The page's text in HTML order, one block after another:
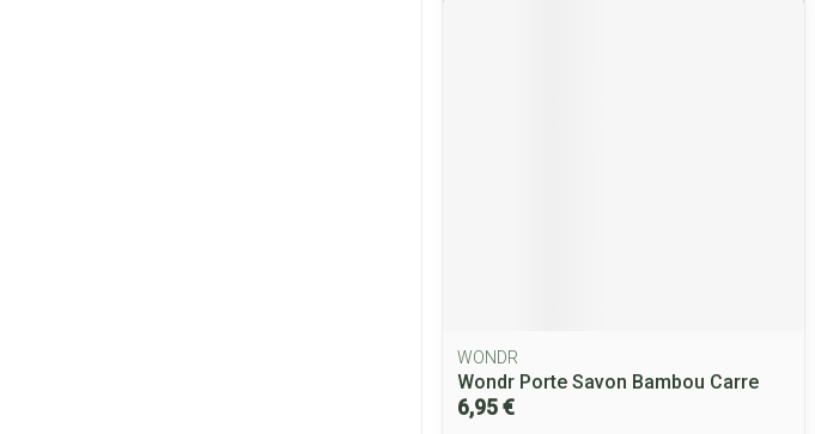
WONDR
Wondr Porte Savon Bambou Carre
6,95 €